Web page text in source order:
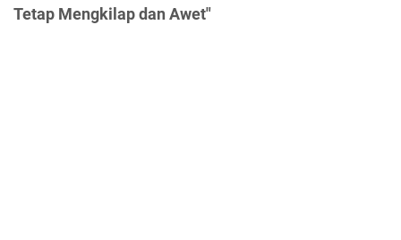
Tetap Mengkilap dan Awet"